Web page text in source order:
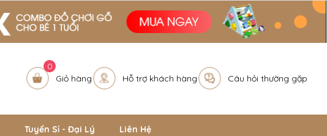
0
Giỏ hàng
Hỗ trợ khách hàng Câu hỏi thường gặp
Tuyển Sỉ - Đại Lý Liên Hệ